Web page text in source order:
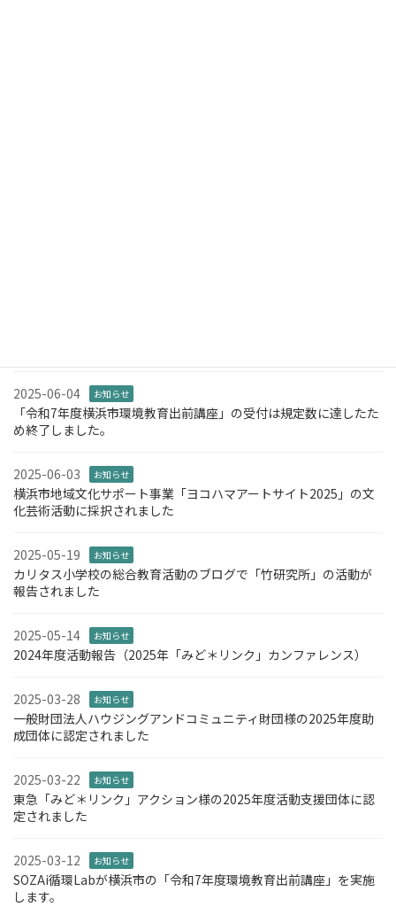
2025-06-04 お知らせ
「令和7年度横浜市環境教育出前講座」の受付は規定数に達したた
め終了しました。
2025-06-03 お知らせ
横浜市地域文化サポート事業「ヨコハマアートサイト2025」の文
化芸術活動に採択されました
2025-05-19 お知らせ
カリタス小学校の総合教育活動のブログで「竹研究所」の活動が
報告されました
2025-05-14 お知らせ
2024年度活動報告（2025年「みど＊リンク」カンファレンス）
2025-03-28 お知らせ
一般財団法人ハウジングアンドコミュニティ財団様の2025年度助
成団体に認定されました
2025-03-22 お知らせ
東急「みど＊リンク」アクション様の2025年度活動支援団体に認
定されました
2025-03-12 お知らせ
SOZAi循環Labが横浜市の「令和7年度環境教育出前講座」を実施
します。